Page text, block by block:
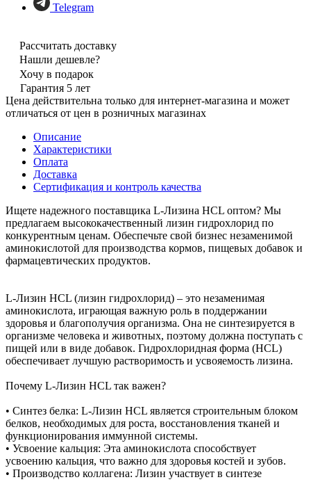
Telegram
Рассчитать доставку
Нашли дешевле?
Хочу в подарок
Гарантия 5 лет
Цена действительна только для интернет-магазина и может
отличаться от цен в розничных магазинах
Описание
Характеристики
Оплата
Доставка
Сертификация и контроль качества
Ищете надежного поставщика L-Лизина HCL оптом? Мы
предлагаем высококачественный лизин гидрохлорид по
конкурентным ценам. Обеспечьте свой бизнес незаменимой
аминокислотой для производства кормов, пищевых добавок и
фармацевтических продуктов.
L-Лизин HCL (лизин гидрохлорид) – это незаменимая
аминокислота, играющая важную роль в поддержании
здоровья и благополучия организма. Она не синтезируется в
организме человека и животных, поэтому должна поступать с
пищей или в виде добавок. Гидрохлоридная форма (HCL)
обеспечивает лучшую растворимость и усвояемость лизина.
Почему L-Лизин HCL так важен?
• Синтез белка: L-Лизин HCL является строительным блоком
белков, необходимых для роста, восстановления тканей и
функционирования иммунной системы.
• Усвоение кальция: Эта аминокислота способствует
усвоению кальция, что важно для здоровья костей и зубов.
• Производство коллагена: Лизин участвует в синтезе